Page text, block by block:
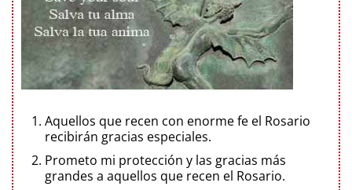
Aquellos que recen con enorme fe el Rosario
recibirán gracias especiales.
Prometo mi protección y las gracias más
grandes a aquellos que recen el Rosario.